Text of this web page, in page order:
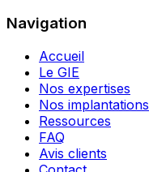
Navigation
Accueil
Le GIE
Nos expertises
Nos implantations
Ressources
FAQ
Avis clients